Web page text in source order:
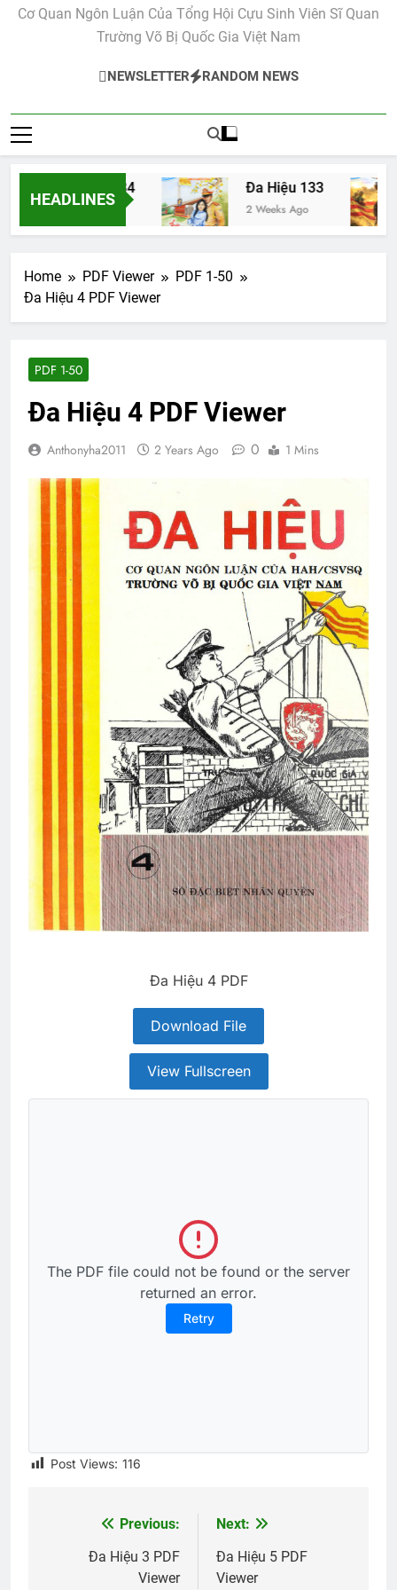
Cơ Quan Ngôn Luận Của Tổng Hội Cựu Sinh Viên Sĩ Quan
Trường Võ Bị Quốc Gia Việt Nam
NEWSLETTER RANDOM NEWS
HEADLINES
2 Weeks Ago
Đa Hiệu 133
2 Weeks Ago
Home PDF Viewer
PDF 1-50
Đa Hiệu 4 PDF Viewer
PDF 1-50
Đa Hiệu 4 PDF Viewer
Anthonyha2011 2 Years Ago 0 1 Mins
Đa Hiệu 4 PDF
Download File
View Fullscreen
The PDF file could not be found or the server
returned an error.
Retry
Post Views: 116
navigation
Previous:
Đa Hiệu 3 PDF
Viewer
Next:
Đa Hiệu 5 PDF
Viewer